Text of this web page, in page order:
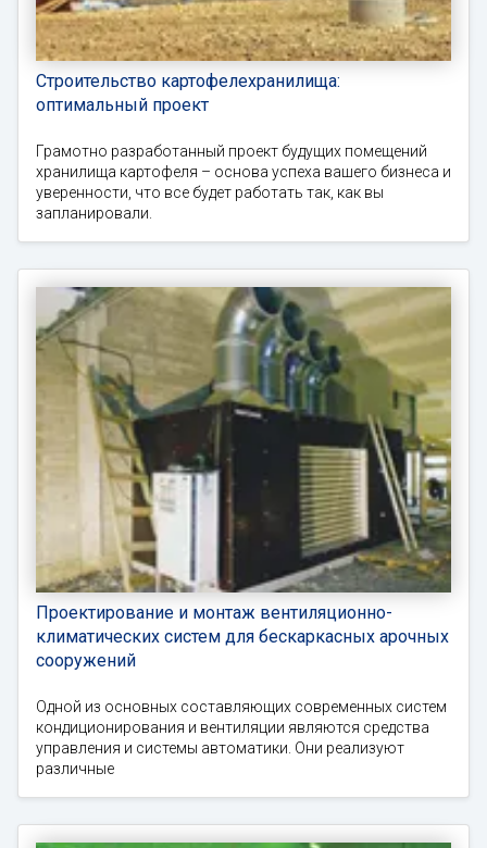
Строительство картофелехранилища:
оптимальный проект
Грамотно разработанный проект будущих помещений
хранилища картофеля – основа успеха вашего бизнеса и
уверенности, что все будет работать так, как вы
запланировали.
Проектирование и монтаж вентиляционно-
климатических систем для бескаркасных арочных
сооружений
Одной из основных составляющих современных систем
кондиционирования и вентиляции являются средства
управления и системы автоматики. Они реализуют
различные